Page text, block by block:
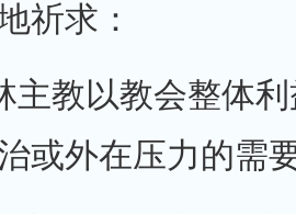
祈求：
主教以教会整体
或外在压力的需